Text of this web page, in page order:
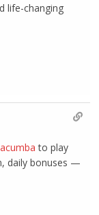
life-changing
to play
daily bonuses —